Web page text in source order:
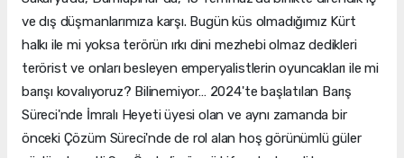
ve dış düşmanlarımıza karşı. Bugün küs olmadığımız Kürt
halkı ile mi yoksa terörün ırkı dini mezhebi olmaz dedikleri
terörist ve onları besleyen emperyalistlerin oyuncakları ile mi
barışı kovalıyoruz? Bilinemiyor… 2024'te başlatılan Barış
Süreci'nde İmralı Heyeti üyesi olan ve aynı zamanda bir
önceki Çözüm Süreci'nde de rol alan hoş görünümlü güler